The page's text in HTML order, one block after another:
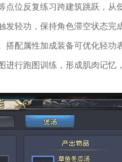
位反复练习跨建筑跳跃，从
轻功，保持角色滞空状态完
配属性加成装备可优化轻功
行跑图训练，形成肌肉记忆